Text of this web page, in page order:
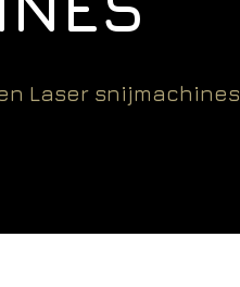
Laser snijmachines